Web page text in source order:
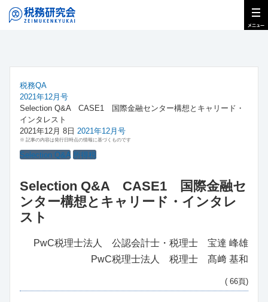
税務QA
2021年12月号
Selection Q&A CASE1 国際金融センター構想とキャリード・
インタレスト
2021年12月 8日 2021年12月号
※ 記事の内容は発行日時点の情報に基づくものです
Selection Q&A 所得税
Selection Q&A CASE1 国際金融セ
ンター構想とキャリード・インタレ
スト
PwC税理士法人 公認会計士・税理士 宝達 峰雄
PwC税理士法人 税理士 髙﨑 基和
( 66頁)